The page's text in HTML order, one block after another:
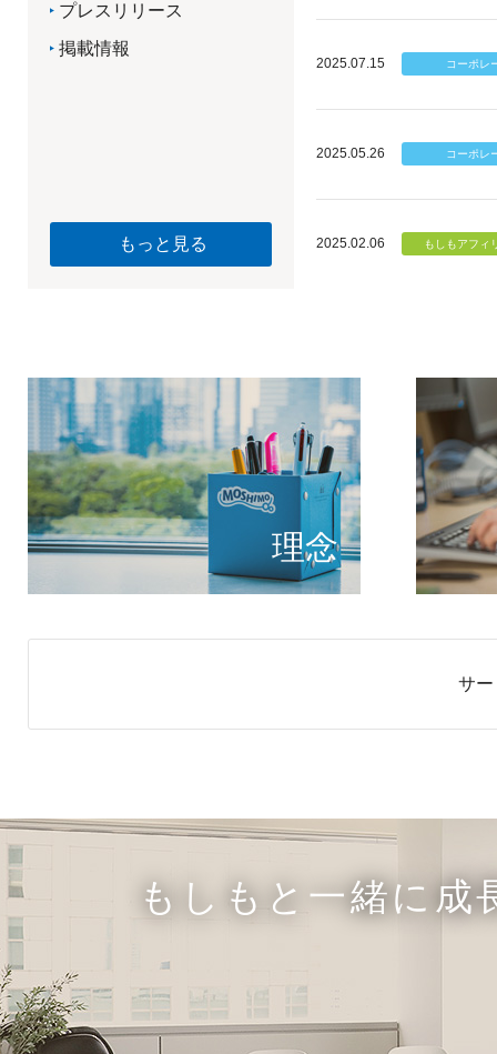
プレスリリース
掲載情報
もっと見る
2025.07.15
2025.05.26
2025.02.06
理念
個のチ
もしもが描く未
サ
もしもと一緒に成